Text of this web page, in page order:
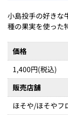
小島投手の好きな
種の果実を使った
価格
1,400円(税込)
販売店舗
ほそや/ほそやフ